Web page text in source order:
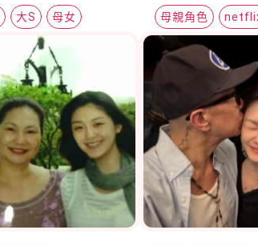
大S 母女
黑暗的較量
母親角色
2025台劇